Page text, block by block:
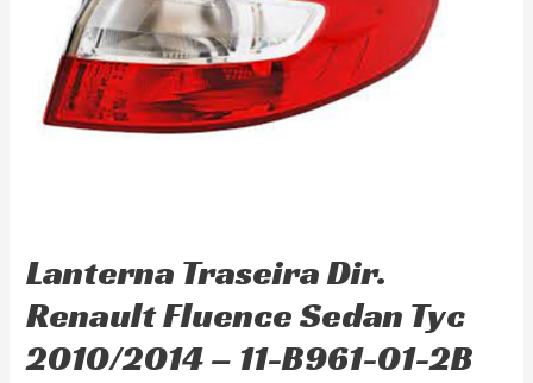
Lanterna Traseira Dir.
Renault Fluence Sedan Tyc
2010/2014 – 11-B961-01-2B